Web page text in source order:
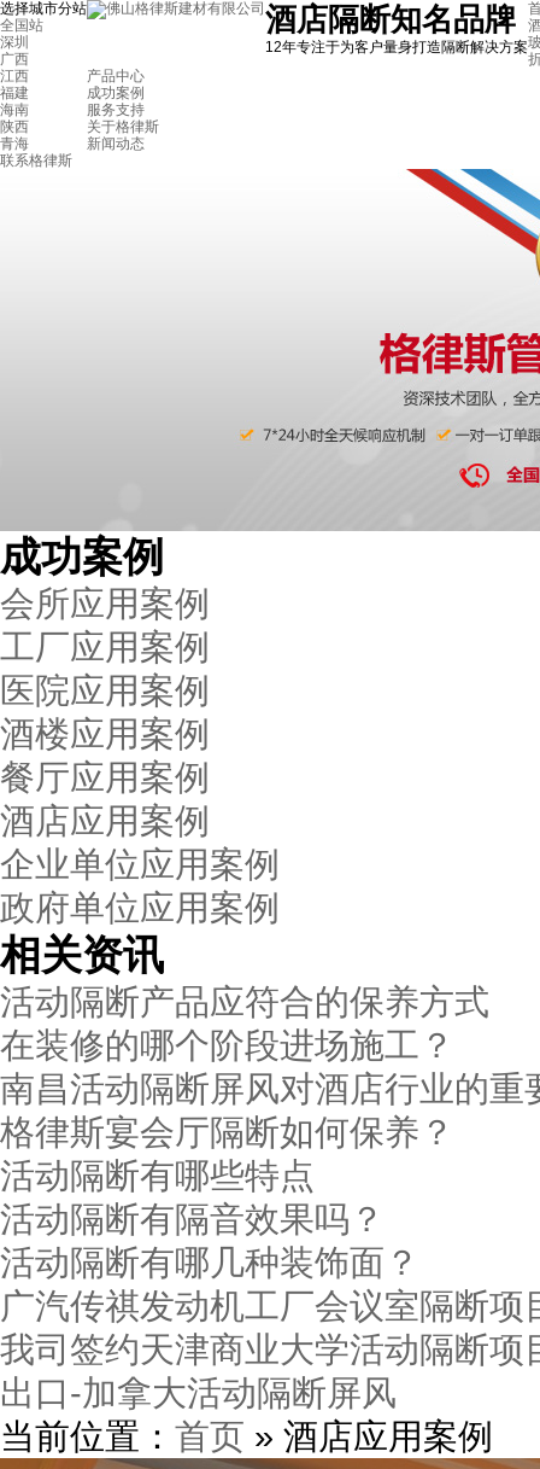
选择城市分站
全国站
深圳
广西
江西
福建
海南
陕西
青海
酒店隔断知名品牌
12年专注于为客户量身打造隔断解决方案
产品中心
成功案例
服务支持
关于格律斯
新闻动态
联系格律斯
成功案例
会所应用案例
工厂应用案例
医院应用案例
酒楼应用案例
餐厅应用案例
酒店应用案例
企业单位应用案例
政府单位应用案例
相关资讯
活动隔断产品应符合的保养方式
在装修的哪个阶段进场施工？
南昌活动隔断屏风对酒店行业的重
格律斯宴会厅隔断如何保养？
活动隔断有哪些特点
活动隔断有隔音效果吗？
活动隔断有哪几种装饰面？
广汽传祺发动机工厂会议室隔断项
我司签约天津商业大学活动隔断项
出口-加拿大活动隔断屏风
当前位置： 首页 » 酒店应用案例